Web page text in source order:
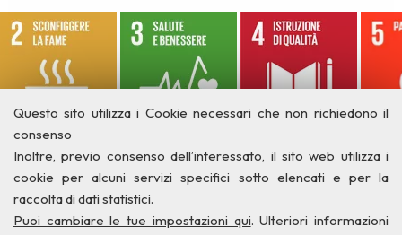
Questo sito utilizza i Cookie necessari che non richiedono il
consenso
Inoltre, previo consenso dell’interessato, il sito web utilizza i
cookie per alcuni servizi specifici sotto elencati e per la
raccolta di dati statistici.
Puoi cambiare le tue impostazioni qui. Ulteriori informazioni